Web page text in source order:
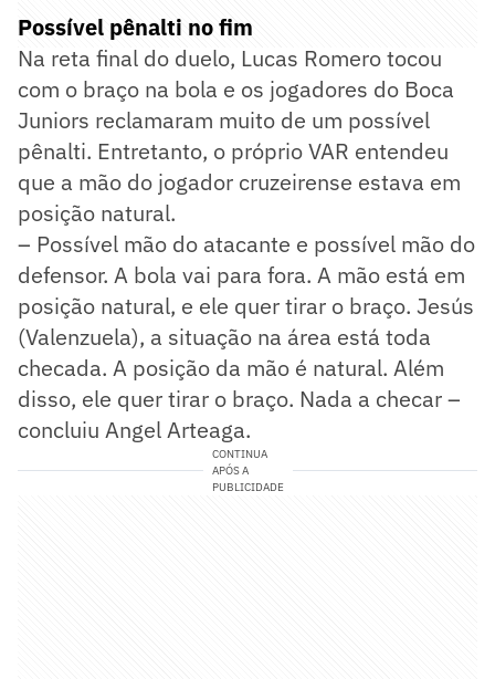
Possível pênalti no fim
Na reta final do duelo, Lucas Romero tocou
com o braço na bola e os jogadores do Boca
Juniors reclamaram muito de um possível
pênalti. Entretanto, o próprio VAR entendeu
que a mão do jogador cruzeirense estava em
posição natural.
– Possível mão do atacante e possível mão do
defensor. A bola vai para fora. A mão está em
posição natural, e ele quer tirar o braço. Jesús
(Valenzuela), a situação na área está toda
checada. A posição da mão é natural. Além
disso, ele quer tirar o braço. Nada a checar –
concluiu Angel Arteaga.
CONTINUA
APÓS A
PUBLICIDADE